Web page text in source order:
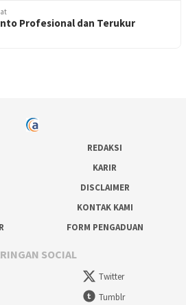
Profesional dan Terukur
REDAKSI
KARIR
DISCLAIMER
KONTAK KAMI
FORM PENGADUAN
SOCIAL
Twitter
Tumblr